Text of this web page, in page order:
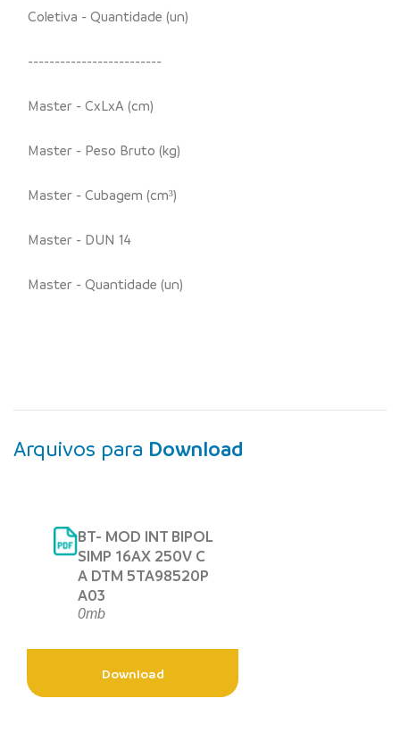
Coletiva - Quantidade (un)
-------------------------
Master - CxLxA (cm)
Master - Peso Bruto (kg)
Master - Cubagem (cm³)
Master - DUN 14
Master - Quantidade (un)
Arquivos para Download
BT- MOD INT BIPOL
SIMP 16AX 250V C
A DTM 5TA98520P
A03
0mb
Download